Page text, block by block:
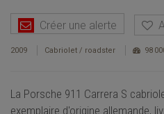
Créer une alerte
2009 Cabriolet / roadster 98
La Porsche 911 Carrera S
exemplaire d'origine allemande,